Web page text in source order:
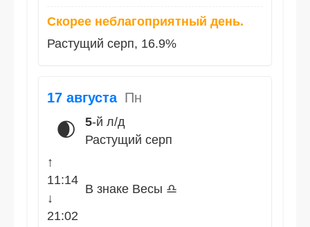
Скорее неблагоприятный день.
Растущий серп, 16.9%
17 августа Пн
🌒 5-й л/д
Растущий серп
↑
11:14
↓
21:02
В знаке Весы ♎